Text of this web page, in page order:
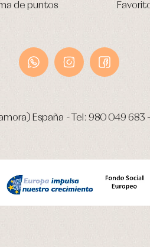
de puntos
España -Tel: 980 049 683